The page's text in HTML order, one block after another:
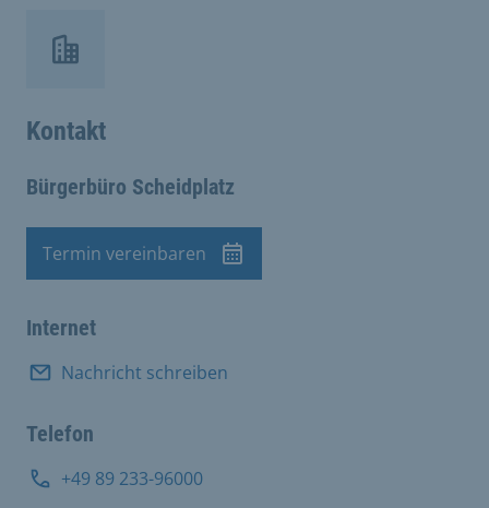
Kontakt
Bürgerbüro Scheidplatz
Termin
Termin vereinbaren
Internet
Nachricht schreiben
Telefon
+49 89 233-96000